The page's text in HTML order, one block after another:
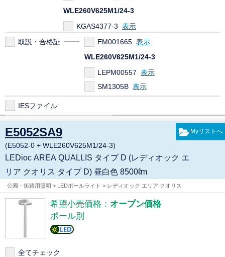
WLE260V625M1/24-3
KGAS4377-3
取説・合格証
EM001665
WLE260V625M1/24-3
LEPM00557
SM1305B
IESファイル
E5052SA9
(E5052-0 + WLE260V625M1/24-3)
LEDioc AREA QUALLIS タイプ D (レディオック エ
リア クオリス タイプ D) 昼白色 8500ℓm
公園・街路用照明 > LEDポールライト > レディオック エリア クオリス
希望小売価格： オープン価格
ポール別
全てチェック